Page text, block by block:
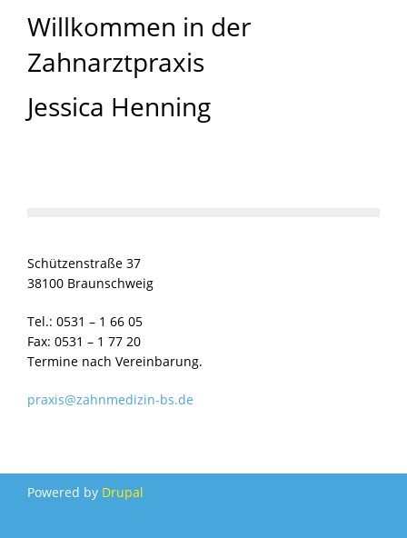
Willkommen in der
Zahnarztpraxis
Jessica Henning
Schützenstraße 37
38100 Braunschweig
Tel.: 0531 – 1 66 05
Fax: 0531 – 1 77 20
Termine nach Vereinbarung.
praxis@zahnmedizin-bs.de
Powered by Drupal